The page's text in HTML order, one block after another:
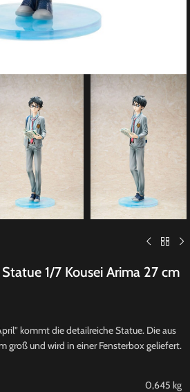
1/7 Kousei Arima 27 cm
kommt die detailreiche Statue. Die aus
groß und wird in einer Fensterbox geliefert.
0,645 kg